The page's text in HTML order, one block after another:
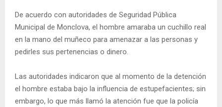
De acuerdo con autoridades de Seguridad Pública
Municipal de Monclova, el hombre amaraba un cuchillo real
en la mano del muñeco para amenazar a las personas y
pedirles sus pertenencias o dinero.
Las autoridades indicaron que al momento de la detención
el hombre estaba bajo la influencia de estupefacientes; sin
embargo, lo que más llamó la atención fue que la policía